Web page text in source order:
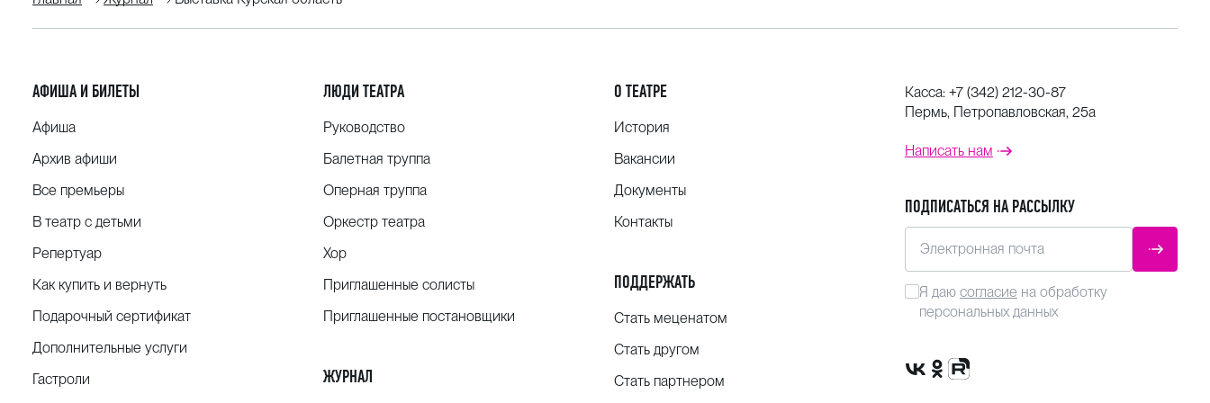
АФИША И БИЛЕТЫ
Афиша
Архив афиши
Все премьеры
В театр с детьми
Репертуар
Как купить и вернуть
Подарочный сертификат
Дополнительные услуги
Гастроли
ЛЮДИ ТЕАТРА
Руководство
Балетная труппа
Оперная труппа
Оркестр театра
Хор
Приглашенные солисты
Приглашенные постановщики
ЖУРНАЛ
О ТЕАТРЕ
История
Вакансии
Документы
Контакты
ПОДДЕРЖАТЬ
Стать меценатом
Стать другом
Стать партнером
Касса: +7 (342) 212-30-87
Пермь, Петропавловская, 25а
Написать нам
ПОДПИСАТЬСЯ НА РАССЫЛКУ
Электронная почта
Я даю согласие на обработку
персональных данных
Сообщество VK
Группа в одноклассниках
Канал Rutube